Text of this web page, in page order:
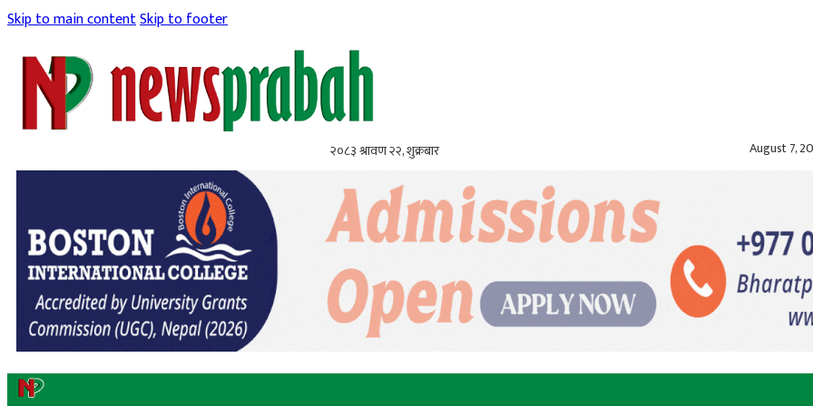
Skip to main contentSkip to footer
२०८३ श्रावण २२, शुक्रबार August 7,